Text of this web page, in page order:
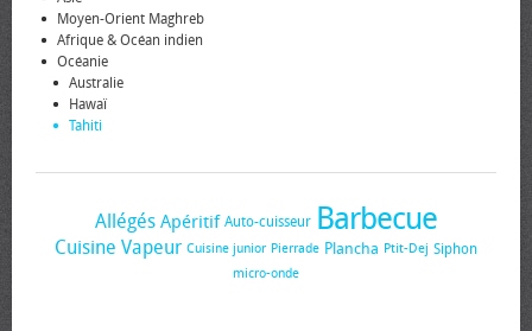
Moyen-Orient Maghreb
Afrique & Océan indien
Océanie
Australie
Hawaï
Tahiti
Allégés Apéritif Auto-cuisseur Barbecue
Cuisine Vapeur Cuisine junior Pierrade Plancha Ptit-Dej Siphon
micro-onde